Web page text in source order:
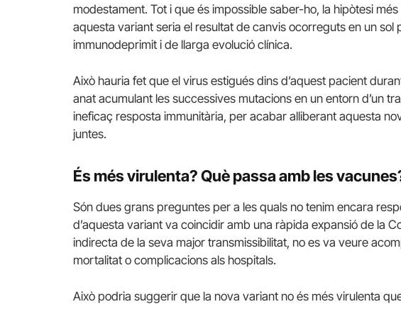
modestament. Tot i que és impossible saber-ho, la hipòtesi
aquesta variant seria el resultat de canvis ocorreguts en un sol
immunodeprimit i de llarga evolució clínica.
Això hauria fet que el virus estigués dins d’aquest pacient
anat acumulant les successives mutacions en un entorn d’un
ineficaç resposta immunitària, per acabar alliberant aquesta
juntes.
És més virulenta? Què passa amb les
Són dues grans preguntes per a les quals no tenim encara
d’aquesta variant va coincidir amb una ràpida expansió de la
indirecta de la seva major transmissibilitat, no es va veure
mortalitat o complicacions als hospitals.
Això podria suggerir que la nova variant no és més virulenta